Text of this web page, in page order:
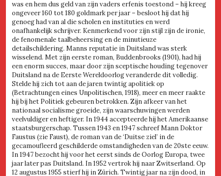
was en hem dus geld van zijn vaders erfenis toestond – hij kreeg
ongeveer 160 tot 180 goldmark per jaar – besloot hij dat hij
genoeg had van al die scholen en instituties en werd
onafhankelijk schrijver. Kenmerkend voor zijn stijl zijn de ironie,
de fenomenale taalbeheersing en de minutieuze
detailschildering. Manns reputatie in Duitsland was sterk
wisselend. Met zijn eerste roman, Buddenbrooks (1901), had hij
een enorm succes, maar door zijn sceptische houding tegenover
Duitsland na de Eerste Wereldoorlog veranderde dit volledig.
Stelde hij zich tot aan de jaren twintig apolitiek op
(Betrachtungen eines Unpolitischen, 1918), meer en meer raakte
hij bij het Politiek gebeuren betrokken. Zijn afkeer van het
nationaal socialisme groeide, zijn waarschuwingen werden
veelvuldiger en heftiger. In 1944 accepteerde hij het Amerikaanse
staatsburgerschap. Tussen 1943 en 1947 schreef Mann Doktor
Faustus (zie Faust), de roman van de ‘Duitse ziel’ in de
gecamoufleerd geschilderde omstandigheden van de 20ste eeuw.
In 1947 bezocht hij voor het eerst sinds de Oorlog Europa, twee
jaar later pas Duitsland. In 1952 vertrok hij naar Zwitserland. Op
12 augustus 1955 stierf hij in Zürich. Twintig jaar na zijn dood, in